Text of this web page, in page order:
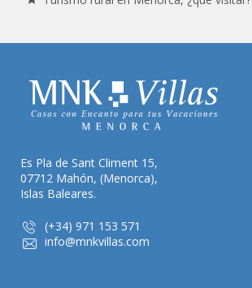
Es Pla de Sant Climent 15,
07712 Mahón, (Menorca),
Islas Baleares.
(+34) 971 153 571
info@mnkvillas.com